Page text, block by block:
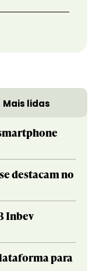
Mais lidas
destacam no
Inbev
para